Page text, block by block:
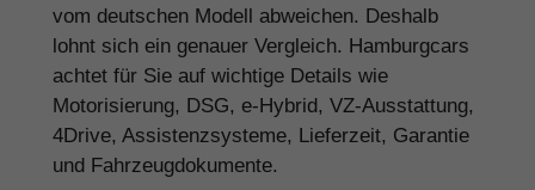
vom deutschen Modell abweichen. Deshalb
lohnt sich ein genauer Vergleich. Hamburgcars
achtet für Sie auf wichtige Details wie
Motorisierung, DSG, e-Hybrid, VZ-Ausstattung,
4Drive, Assistenzsysteme, Lieferzeit, Garantie
und Fahrzeugdokumente.